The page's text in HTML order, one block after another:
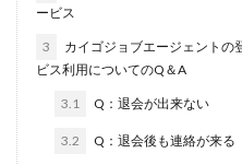
ービス
3
カイゴジョブエージェントの
ビス利用についてのQ＆A
3.1 Q：退会が出来ない
3.2 Q：退会後も連絡が来る
障害者雇用
電気工事施工管理士
非
語学力
診療放射線技師
求人募集
涙が出る
理系
男性 異業種